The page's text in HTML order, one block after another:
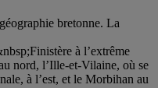
bretonne. La
à l’extrême
nord, l’Ille-et-Vilaine, où se
à l’est, et le Morbihan au